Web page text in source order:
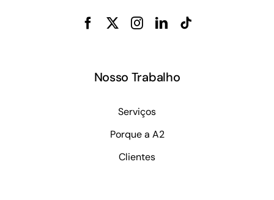
Nosso Trabalho
Serviços
Porque a A2
Clientes